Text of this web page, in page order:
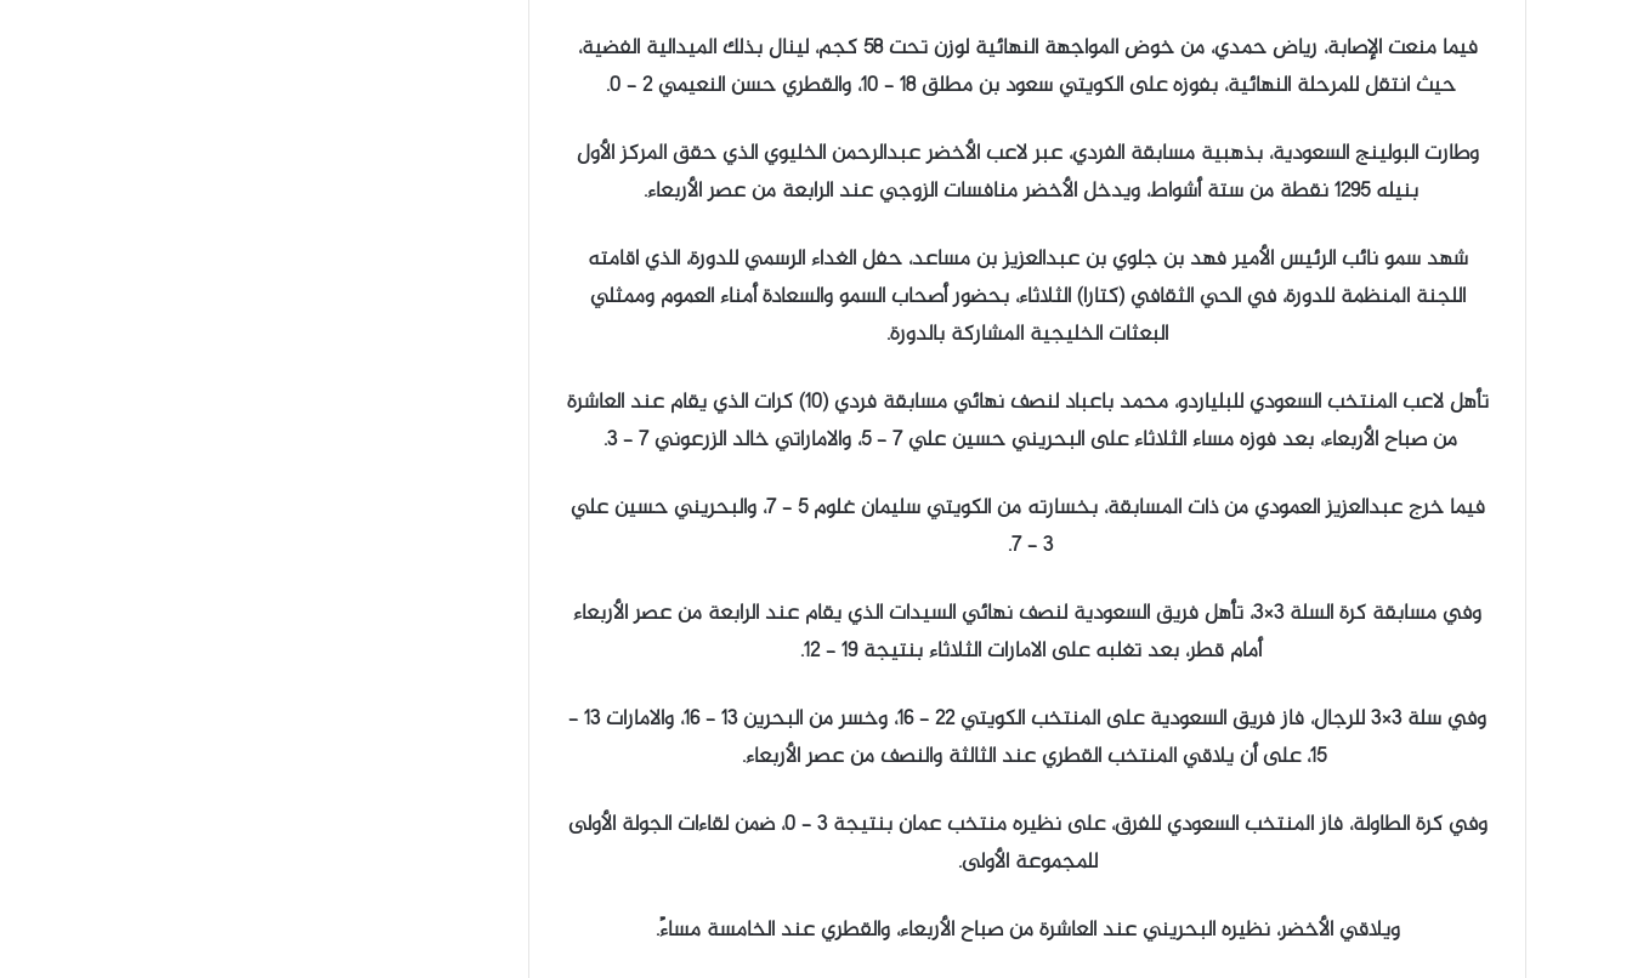
فيما منعت الإصابة، رياض حمدي، من خوض المواجهة النهائية لوزن تحت 58 كجم، لينال بذلك الميدالية الفضية،
حيث انتقل للمرحلة النهائية، بفوزه على الكويتي سعود بن مطلق 18 – 10، والقطري حسن النعيمي 2 – 0.
وطارت البولينج السعودية، بذهبية مسابقة الفردي، عبر لاعب الأخضر عبدالرحمن الخليوي الذي حقق المركز الأول
بنيله 1295 نقطة من ستة أشواط، ويدخل الأخضر منافسات الزوجي عند الرابعة من عصر الأربعاء.
شهد سمو نائب الرئيس الأمير فهد بن جلوي بن عبدالعزيز بن مساعد، حفل الغداء الرسمي للدورة، الذي اقامته
اللجنة المنظمة للدورة، في الحي الثقافي (كتارا) الثلاثاء، بحضور أصحاب السمو والسعادة أمناء العموم وممثلي
البعثات الخليجية المشاركة بالدورة.
تأهل لاعب المنتخب السعودي للبلياردو، محمد باعباد لنصف نهائي مسابقة فردي (10) كرات الذي يقام عند العاشرة
من صباح الأربعاء، بعد فوزه مساء الثلاثاء على البحريني حسين علي 7 – 5، والاماراتي خالد الزرعوني 7 – 3.
فيما خرج عبدالعزيز العمودي من ذات المسابقة، بخسارته من الكويتي سليمان غلوم 5 – 7، والبحريني حسين علي
3 – 7.
وفي مسابقة كرة السلة 3×3، تأهل فريق السعودية لنصف نهائي السيدات الذي يقام عند الرابعة من عصر الأربعاء
أمام قطر، بعد تغلبه على الامارات الثلاثاء بنتيجة 19 – 12.
وفي سلة 3×3 للرجال، فاز فريق السعودية على المنتخب الكويتي 22 – 16، وخسر من البحرين 13 – 16، والامارات 13 –
15، على أن يلاقي المنتخب القطري عند الثالثة والنصف من عصر الأربعاء.
وفي كرة الطاولة، فاز المنتخب السعودي للفرق، على نظيره منتخب عمان بنتيجة 3 – 0، ضمن لقاءات الجولة الأولى
للمجموعة الأولى.
ويلاقي الأخضر، نظيره البحريني عند العاشرة من صباح الأربعاء، والقطري عند الخامسة مساءً.